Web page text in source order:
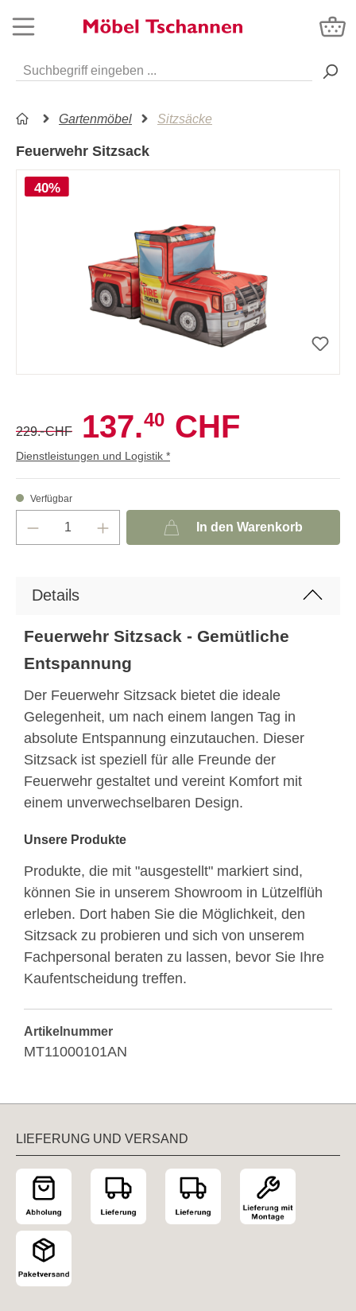
Gartenmöbel Sitzsäcke
40%
Feuerwehr Sitzsack
229.-CHF 137.40 CHF
Dienstleistungen und Logistik *
Verfügbar
In den Warenkorb
Details
Feuerwehr Sitzsack - Gemütliche
Entspannung
Der Feuerwehr Sitzsack bietet die ideale
Gelegenheit, um nach einem langen Tag in
absolute Entspannung einzutauchen. Dieser
Sitzsack ist speziell für alle Freunde der
Feuerwehr gestaltet und vereint Komfort mit
einem unverwechselbaren Design.
Unsere Produkte
Produkte, die mit "ausgestellt" markiert sind,
können Sie in unserem Showroom in Lützelflüh
erleben. Dort haben Sie die Möglichkeit, den
Sitzsack zu probieren und sich von unserem
Fachpersonal beraten zu lassen, bevor Sie Ihre
Kaufentscheidung treffen.
Artikelnummer
MT11000101AN
LIEFERUNG UND VERSAND